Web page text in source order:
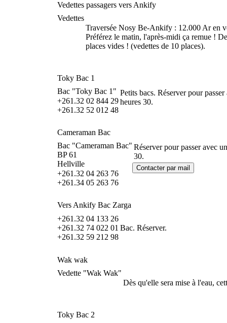
Vedettes passagers vers Ankify
Vedettes
Traversée Nosy Be-Ankify : 12.000 Ar en
Préférez le matin, l'après-midi ça remue !
places vides ! (vedettes de 10 places).
Toky Bac 1
Bac "Toky Bac 1"
+261.32 02 844 29
+261.32 52 012 48
Petits bacs. Réserver pour
heures 30.
Cameraman Bac
Bac "Cameraman Bac"
BP 61
Hellville
+261.32 04 263 76
+261.34 05 263 76
Réserver pour passer avec
30.
Vers Ankify Bac Zarga
+261.32 04 133 26
+261.32 74 022 01
+261.32 59 212 98
Bac. Réserver.
Wak wak
Vedette "Wak Wak"
Dès qu'elle sera mise à l'eau,
Toky Bac 2